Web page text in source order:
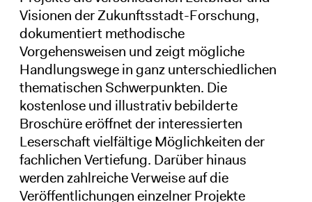
Visionen der Zukunftsstadt-Forschung,
dokumentiert methodische
Vorgehensweisen und zeigt mögliche
Handlungswege in ganz unterschiedlichen
thematischen Schwerpunkten. Die
kostenlose und illustrativ bebilderte
Broschüre eröffnet der interessierten
Leserschaft vielfältige Möglichkeiten der
fachlichen Vertiefung. Darüber hinaus
werden zahlreiche Verweise auf die
Veröffentlichungen einzelner Projekte